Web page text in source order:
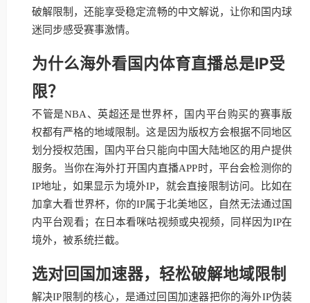
破解限制，还能享受稳定流畅的中文解说，让你和国内球
迷同步感受赛事激情。
为什么海外看国内体育直播总是IP受
限？
不管是NBA、英超还是世界杯，国内平台购买的赛事版
权都有严格的地域限制。这是因为版权方会根据不同地区
划分授权范围，国内平台只能向中国大陆地区的用户提供
服务。当你在海外打开国内直播APP时，平台会检测你的
IP地址，如果显示为境外IP，就会直接限制访问。比如在
加拿大看世界杯，你的IP属于北美地区，自然无法通过国
内平台观看；在日本看咪咕视频或央视频，同样因为IP在
境外，被系统拦截。
选对回国加速器，轻松破解地域限制
解决IP限制的核心，是通过回国加速器把你的海外IP伪装